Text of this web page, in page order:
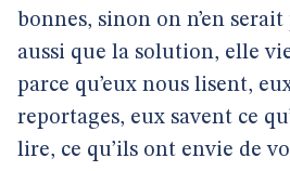
bonnes, sinon on n’en
aussi que la solution, elle
parce qu’eux nous lisent,
reportages, eux savent ce
lire, ce qu’ils ont envie de